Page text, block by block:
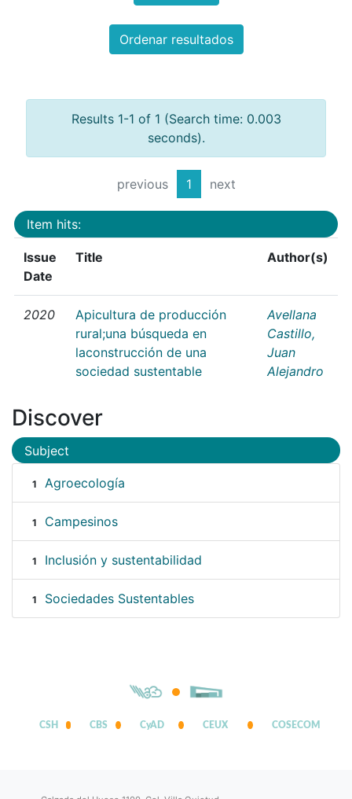
Ordenar resultados
Results 1-1 of 1 (Search time: 0.003
seconds).
previous 1 next
Item hits:
Issue
Date
Title Author(s)
2020
Apicultura de producción
rural;una búsqueda en
laconstrucción de una
sociedad sustentable
Avellana
Castillo,
Juan
Alejandro
Discover
Subject
1 Agroecología
1 Campesinos
1 Inclusión y sustentabilidad
1 Sociedades Sustentables
CSH CBS CyAD CEUX COSECOM